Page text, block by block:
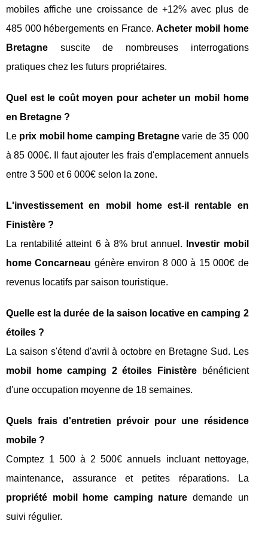
mobiles affiche une croissance de +12% avec plus de
485 000 hébergements en France.Acheter mobil home
Bretagne suscite de nombreuses interrogations
pratiques chez les futurs propriétaires.
Quel est le coût moyen pour acheter un mobil home
en Bretagne ?
Le prix mobil home camping Bretagne varie de 35 000
à 85 000€. Il faut ajouter les frais d'emplacement annuels
entre 3 500 et 6 000€ selon la zone.
L'investissement en mobil home est-il rentable en
Finistère ?
La rentabilité atteint 6 à 8% brut annuel.
Investir mobil
home Concarneau génère environ 8 000 à 15 000€ de
revenus locatifs par saison touristique.
Quelle est la durée de la saison locative en camping 2
étoiles ?
La saison s'étend d'avril à octobre en Bretagne Sud. Les
mobil home camping 2 étoiles Finistère bénéficient
d'une occupation moyenne de 18 semaines.
Quels frais d'entretien prévoir pour une résidence
mobile ?
Comptez 1 500 à 2 500€ annuels incluant nettoyage,
maintenance, assurance et petites réparations. La
propriété mobil home camping nature demande un
suivi régulier.